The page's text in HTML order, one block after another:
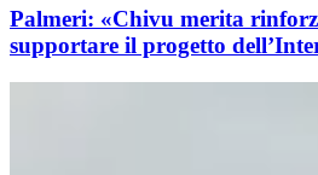
Palmeri: «Chivu merita
supportare il progetto